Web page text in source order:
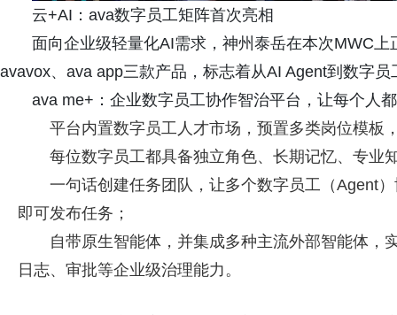
云+AI：ava数字员工矩阵首次亮相
面向企业级轻量化AI需求，神州泰岳在本次MWC
avavox、ava app三款产品，标志着从AI Agent到数字
ava me+：企业数字员工协作智治平台，让每个人
平台内置数字员工人才市场，预置多类岗位模板
每位数字员工都具备独立角色、长期记忆、专业
一句话创建任务团队，让多个数字员工（Agent
即可发布任务；
自带原生智能体，并集成多种主流外部智能体，
日志、审批等企业级治理能力。